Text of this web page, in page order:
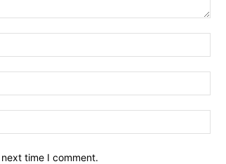
time I comment.